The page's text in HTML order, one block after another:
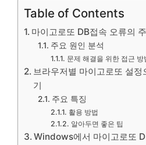
Table of Contents
마이고로또 DB접속 오류의
주요 원인 분석
문제 해결을 위한 접근 방
브라우저별 마이고로또 설
기
주요 특징
활용 방법
알아두면 좋은 팁
Windows에서 마이고로또